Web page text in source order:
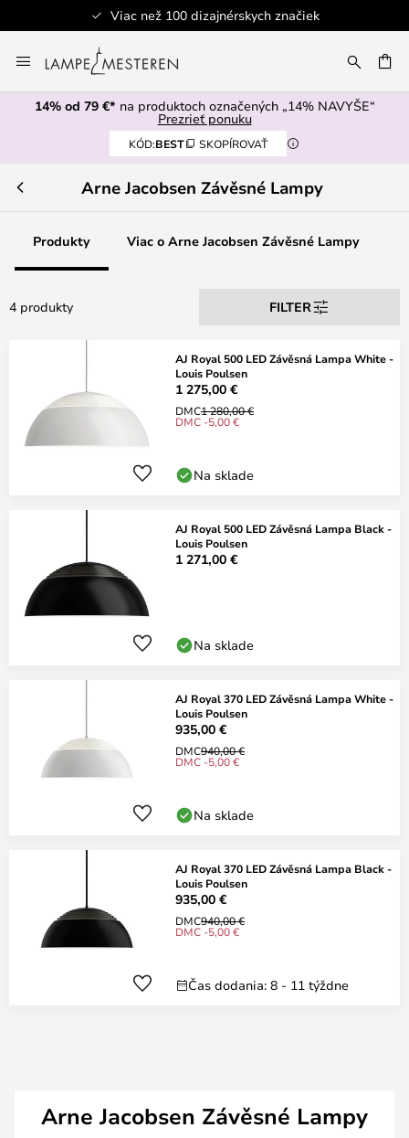
Viac než 100 dizajnérskych značiek
to
Content
14% od 79 €* na produktoch označených „14% NAVYŠE“
Prezrieť ponuku
KÓD:BEST SKOPÍROVAŤ
Arne Jacobsen Závěsné Lampy
Produkty Viac o Arne Jacobsen Závěsné Lampy
4 produkty FILTER
AJ Royal 500 LED Závěsná Lampa White -
Louis Poulsen
1 275,00 €
DMC1 280,00 €
DMC -5,00 €
Na sklade
AJ Royal 500 LED Závěsná Lampa Black -
Louis Poulsen
1 271,00 €
Na sklade
AJ Royal 370 LED Závěsná Lampa White -
Louis Poulsen
935,00 €
DMC940,00 €
DMC -5,00 €
Na sklade
AJ Royal 370 LED Závěsná Lampa Black -
Louis Poulsen
935,00 €
DMC940,00 €
DMC -5,00 €
Čas dodania: 8 - 11 týždne
Arne Jacobsen Závěsné Lampy